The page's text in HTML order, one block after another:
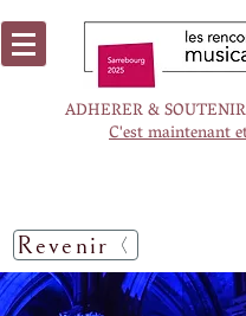
ADHERER &
C'est maintenant
Revenir